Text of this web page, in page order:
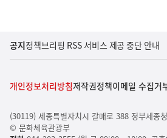
공지정책브리핑 RSS 서비스 제공 중단 안내
개인정보처리방침저작권정책이메일 수집거
(30119) 세종특별자치시 갈매로 388 정부세종
© 문화체육관광부